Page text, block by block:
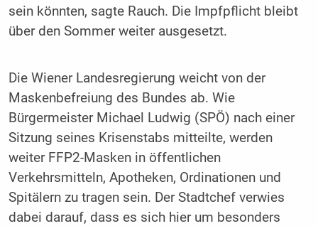
sein könnten, sagte Rauch. Die Impfpflicht bleibt
über den Sommer weiter ausgesetzt.
Die Wiener Landesregierung weicht von der
Maskenbefreiung des Bundes ab. Wie
Bürgermeister Michael Ludwig (SPÖ) nach einer
Sitzung seines Krisenstabs mitteilte, werden
weiter FFP2-Masken in öffentlichen
Verkehrsmitteln, Apotheken, Ordinationen und
Spitälern zu tragen sein. Der Stadtchef verwies
dabei darauf, dass es sich hier um besonders